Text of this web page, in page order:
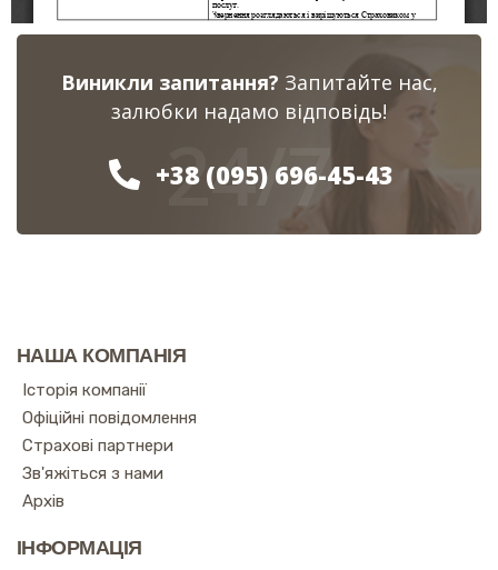
Виникли запитання? Запитайте нас,
залюбки надамо відповідь!
+38 (095) 696-45-43
24/7
НАША КОМПАНІЯ
Історія компанії
Офіційні повідомлення
Страхові партнери
Зв'яжіться з нами
Архів
ІНФОРМАЦІЯ